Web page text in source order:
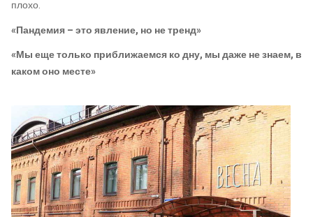
плохо.
«Пандемия – это явление, но не тренд»
«Мы еще только приближаемся ко дну, мы даже не знаем, в
каком оно месте»